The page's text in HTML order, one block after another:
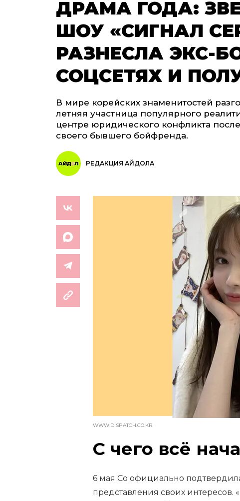
ДРАМА ГОДА:
ШОУ «СИГНАЛ
РАЗНЕСЛА ЭКС-
СОЦСЕТЯХ И
В мире корейских знаменитостей
летняя участница популярного
центре юридического конфликта
своего бывшего бойфренда.
РЕДАКЦИЯ АЙДОЛА
WWW.DISPATCH.CO.KR
С чего всё
6 мая Со официально
представления своих